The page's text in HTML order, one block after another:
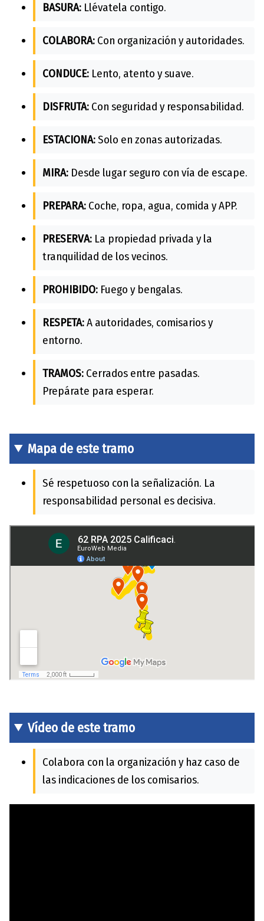
BASURA: Llévatela contigo.
COLABORA: Con organización y autoridades.
CONDUCE: Lento, atento y suave.
DISFRUTA: Con seguridad y responsabilidad.
ESTACIONA:Solo en zonas autorizadas.
MIRA: Desde lugar seguro con vía de escape.
PREPARA: Coche, ropa, agua, comida y APP.
PRESERVA: La propiedad privada y la
tranquilidad de los vecinos.
PROHIBIDO: Fuego y bengalas.
RESPETA:A autoridades, comisarios y
entorno.
TRAMOS: Cerrados entre pasadas.
Prepárate para esperar.
Mapa de este tramo
Sé respetuoso con la señalización. La
responsabilidad personal es decisiva.
Vídeo de este tramo
Colabora con la organización y haz caso de
las indicaciones de los comisarios.